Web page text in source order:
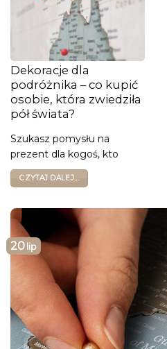
Dekoracje dla
podróżnika – co kupić
osobie, która zwiedziła
pół świata?
Szukasz pomysłu na
prezent dla kogoś, kto
CZYTAJ DALEJ...
20 lip